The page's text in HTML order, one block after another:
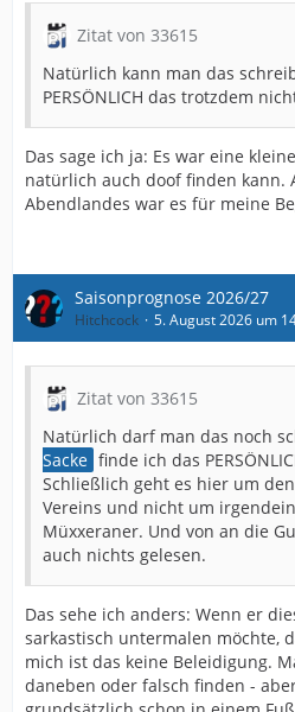
Zitat von 33615
Natürlich kann man das
PERSÖNLICH das trotzdem
Das sage ich ja: Es war eine
natürlich auch doof finden kann.
Abendlandes war es für meine
Saisonprognose 2026/27
Hitchcock 5. August 2026 um
Zitat von 33615
Natürlich darf man das noch
Sacke finde ich das
Schließlich geht es hier um
Vereins und nicht um
Müxxeraner. Und von an die
auch nichts gelesen.
Das sehe ich anders: Wenn er
sarkastisch untermalen möchte,
mich ist das keine Beleidigung.
daneben oder falsch finden -